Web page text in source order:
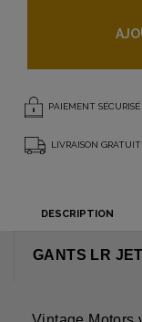
PAIEMENT SÉCURISÉ
LIVRAISON
DESCRIPTION
GANTS LR